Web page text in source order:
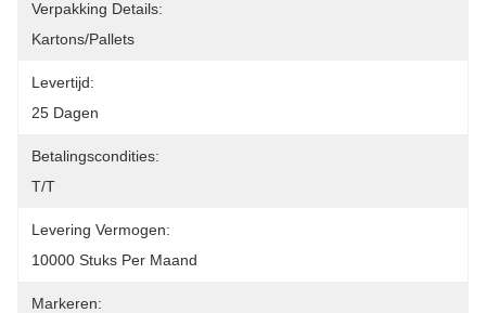
Verpakking Details:
Kartons/Pallets
Levertijd:
25 Dagen
Betalingscondities:
T/T
Levering Vermogen:
10000 Stuks Per Maand
Markeren: